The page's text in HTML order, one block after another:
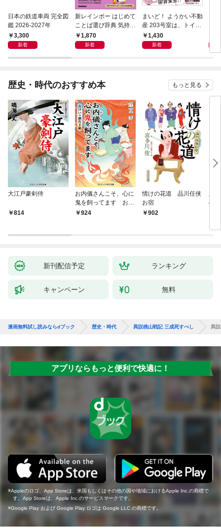
日本の鉄道車両 完全図
鑑 2026-2027年
3,300
新着
新レインボー はじめて
ことば選び辞典 気持ち
のことば
1,870
新着
まいど！ ようかい不動
産 203号室は、トイレ
の花子さんの部屋？
1,430
新着
歴史・時代のおすすめ本 もっと見る
大江戸豪剣侍
814
お内儀さんこそ、心に
鬼を飼ってます おけ
いの戯作手帖
924
情けの花道 品川任侠
お宿
902
の
新刊配信予定 ランキング
キャンペーン 無料
漫画無料試し読みならdブック 歴史・時代 異説桃山戦記 三成死すべし 異
アプリならもっと便利で快適に！
Appleのロゴ、App Storeは、米国もしくはその他の国や地域におけるApple Inc.の商標で
す。App Storeは、Apple Inc.のサービスマークです。
Google Play および Google Play ロゴは Google LLC の商標です。